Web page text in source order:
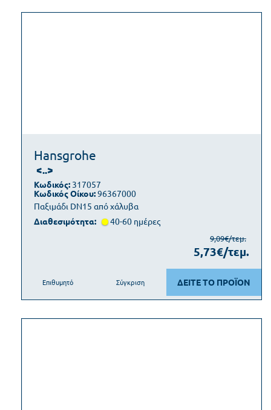
Hansgrohe
<..>
Παξιμάδι DN15 από χάλυβα
Κωδικός: 317057
Κωδικός Οίκου:96367000
Διαθεσιμότητα: 40-60 ημέρες
9,09€/τεμ.
5,73€/τεμ.
ΔΕΙΤΕ ΤΟ ΠΡΟΪΟΝ
Επιθυμητό Σύγκριση